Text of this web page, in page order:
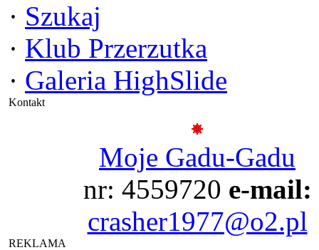
· Szukaj
· Klub Przerzutka
· Galeria HighSlide
Kontakt
Moje Gadu-Gadu
nr: 4559720 e-mail:
crasher1977@o2.pl
REKLAMA